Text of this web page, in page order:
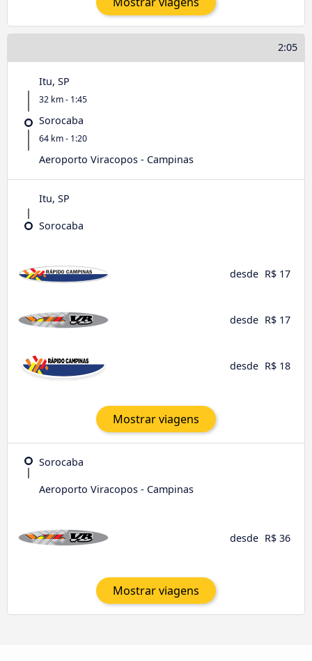
2:05
Itu, SP
32 km - 1:45
Sorocaba
64 km - 1:20
Aeroporto Viracopos - Campinas
Itu, SP
Sorocaba
desde R$ 17
desde R$ 17
desde R$ 18
Mostrar viagens
Sorocaba
Aeroporto Viracopos - Campinas
desde R$ 36
Mostrar viagens